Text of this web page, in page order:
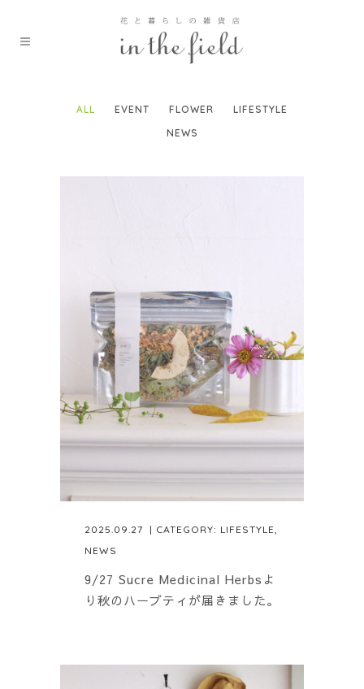
ALL EVENT FLOWER
LIFESTYLE
NEWS
2025.09.27 | CATEGORY: LIFESTYLE,
NEWS
9/27 Sucre Medicinal Herbsよ
り秋のハーブティが届きました。